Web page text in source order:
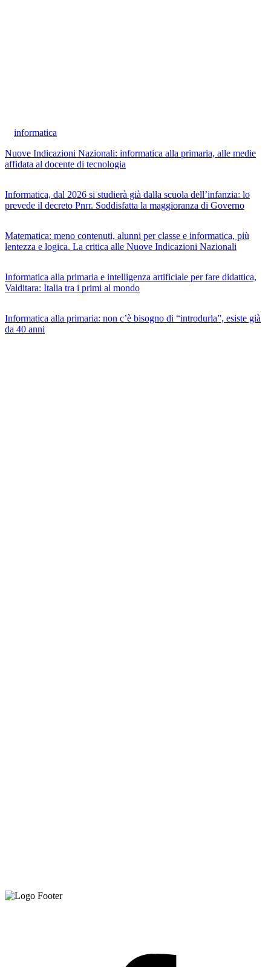
informatica
Nuove Indicazioni Nazionali: informatica alla primaria, alle medie
affidata al docente di tecnologia
Informatica, dal 2026 si studierà già dalla scuola dell’infanzia: lo
prevede il decreto Pnrr. Soddisfatta la maggioranza di Governo
Matematica: meno contenuti, alunni per classe e informatica, più
lentezza e logica. La critica alle Nuove Indicazioni Nazionali
Informatica alla primaria e intelligenza artificiale per fare didattica,
Valditara: Italia tra i primi al mondo
Informatica alla primaria: non c’è bisogno di “introdurla”, esiste già
da 40 anni